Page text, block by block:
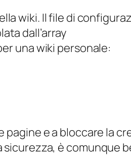
wiki. Il file di
dall’array
una wiki personale:
e a bloccare la
è comunque